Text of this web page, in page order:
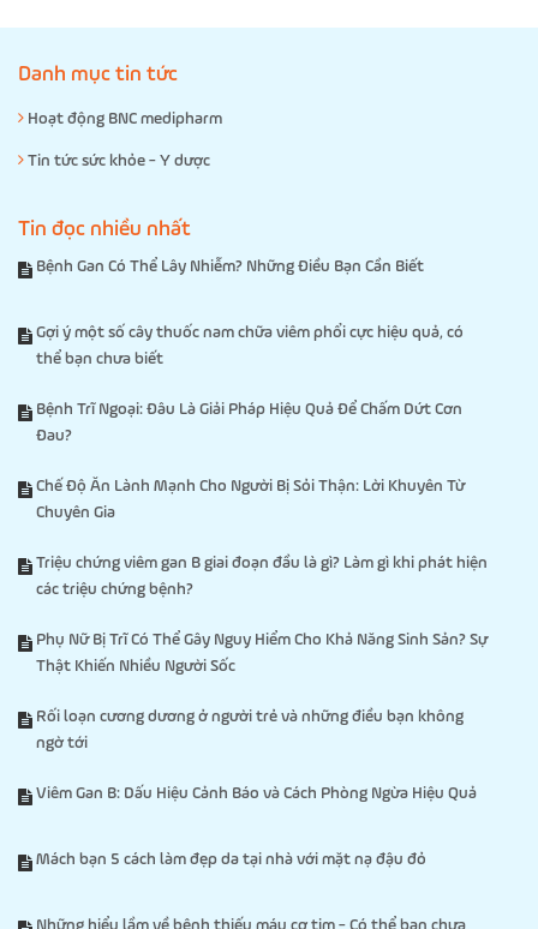
Danh mục tin tức
Hoạt động BNC medipharm
Tin tức sức khỏe - Y dược
Tin đọc nhiều nhất
Bệnh Gan Có Thể Lây Nhiễm? Những Điều Bạn Cần Biết
Gợi ý một số cây thuốc nam chữa viêm phổi cực hiệu quả, có
thể bạn chưa biết
Bệnh Trĩ Ngoại: Đâu Là Giải Pháp Hiệu Quả Để Chấm Dứt Cơn
Đau?
Chế Độ Ăn Lành Mạnh Cho Người Bị Sỏi Thận: Lời Khuyên Từ
Chuyên Gia
Triệu chứng viêm gan B giai đoạn đầu là gì? Làm gì khi phát hiện
các triệu chứng bệnh?
Phụ Nữ Bị Trĩ Có Thể Gây Nguy Hiểm Cho Khả Năng Sinh Sản? Sự
Thật Khiến Nhiều Người Sốc
Rối loạn cương dương ở người trẻ và những điều bạn không
ngờ tới
Viêm Gan B: Dấu Hiệu Cảnh Báo và Cách Phòng Ngừa Hiệu Quả
Mách bạn 5 cách làm đẹp da tại nhà với mặt nạ đậu đỏ
Những hiểu lầm về bệnh thiếu máu cơ tim - Có thể bạn chưa